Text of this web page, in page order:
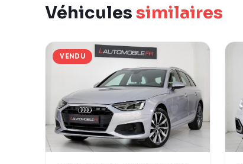
Véhiculessimilaires
VENDU